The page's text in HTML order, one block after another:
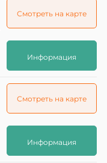
Смотреть на карте
Информация
Смотреть на карте
Информация